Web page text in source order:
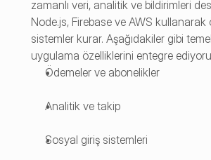
zamanlı veri, analitik ve bildirimleri
Node.js, Firebase ve AWS kullanarak
sistemler kurar. Aşağıdakiler gibi
uygulama özelliklerini entegre
Ödemeler ve abonelikler
Analitik ve takip
Sosyal giriş sistemleri